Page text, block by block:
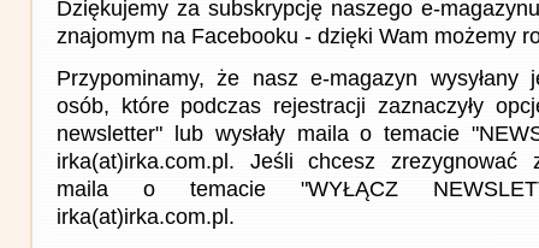
Dziękujemy za subskrypcję naszego e-
znajomym na Facebooku - dzięki Wam możemy
Przypominamy, że nasz e-magazyn
osób, które podczas rejestracji zaznaczyły
newsletter" lub wysłały maila o temacie
irka(at)irka.com.pl. Jeśli chcesz zrezygnować
maila o temacie "WYŁĄCZ
irka(at)irka.com.pl.